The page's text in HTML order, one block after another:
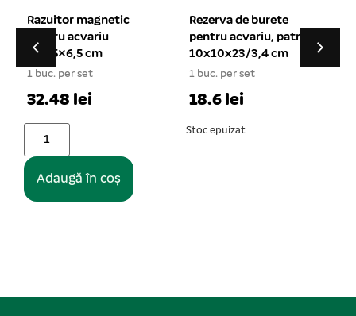
Rezerva de burete
pentru acvariu, patrat
10x10x23/3,4 cm
1 buc. per set
18.6 lei
FULGI VEGA pentru
pesti exotici, 1000 ml
1 buc. per set